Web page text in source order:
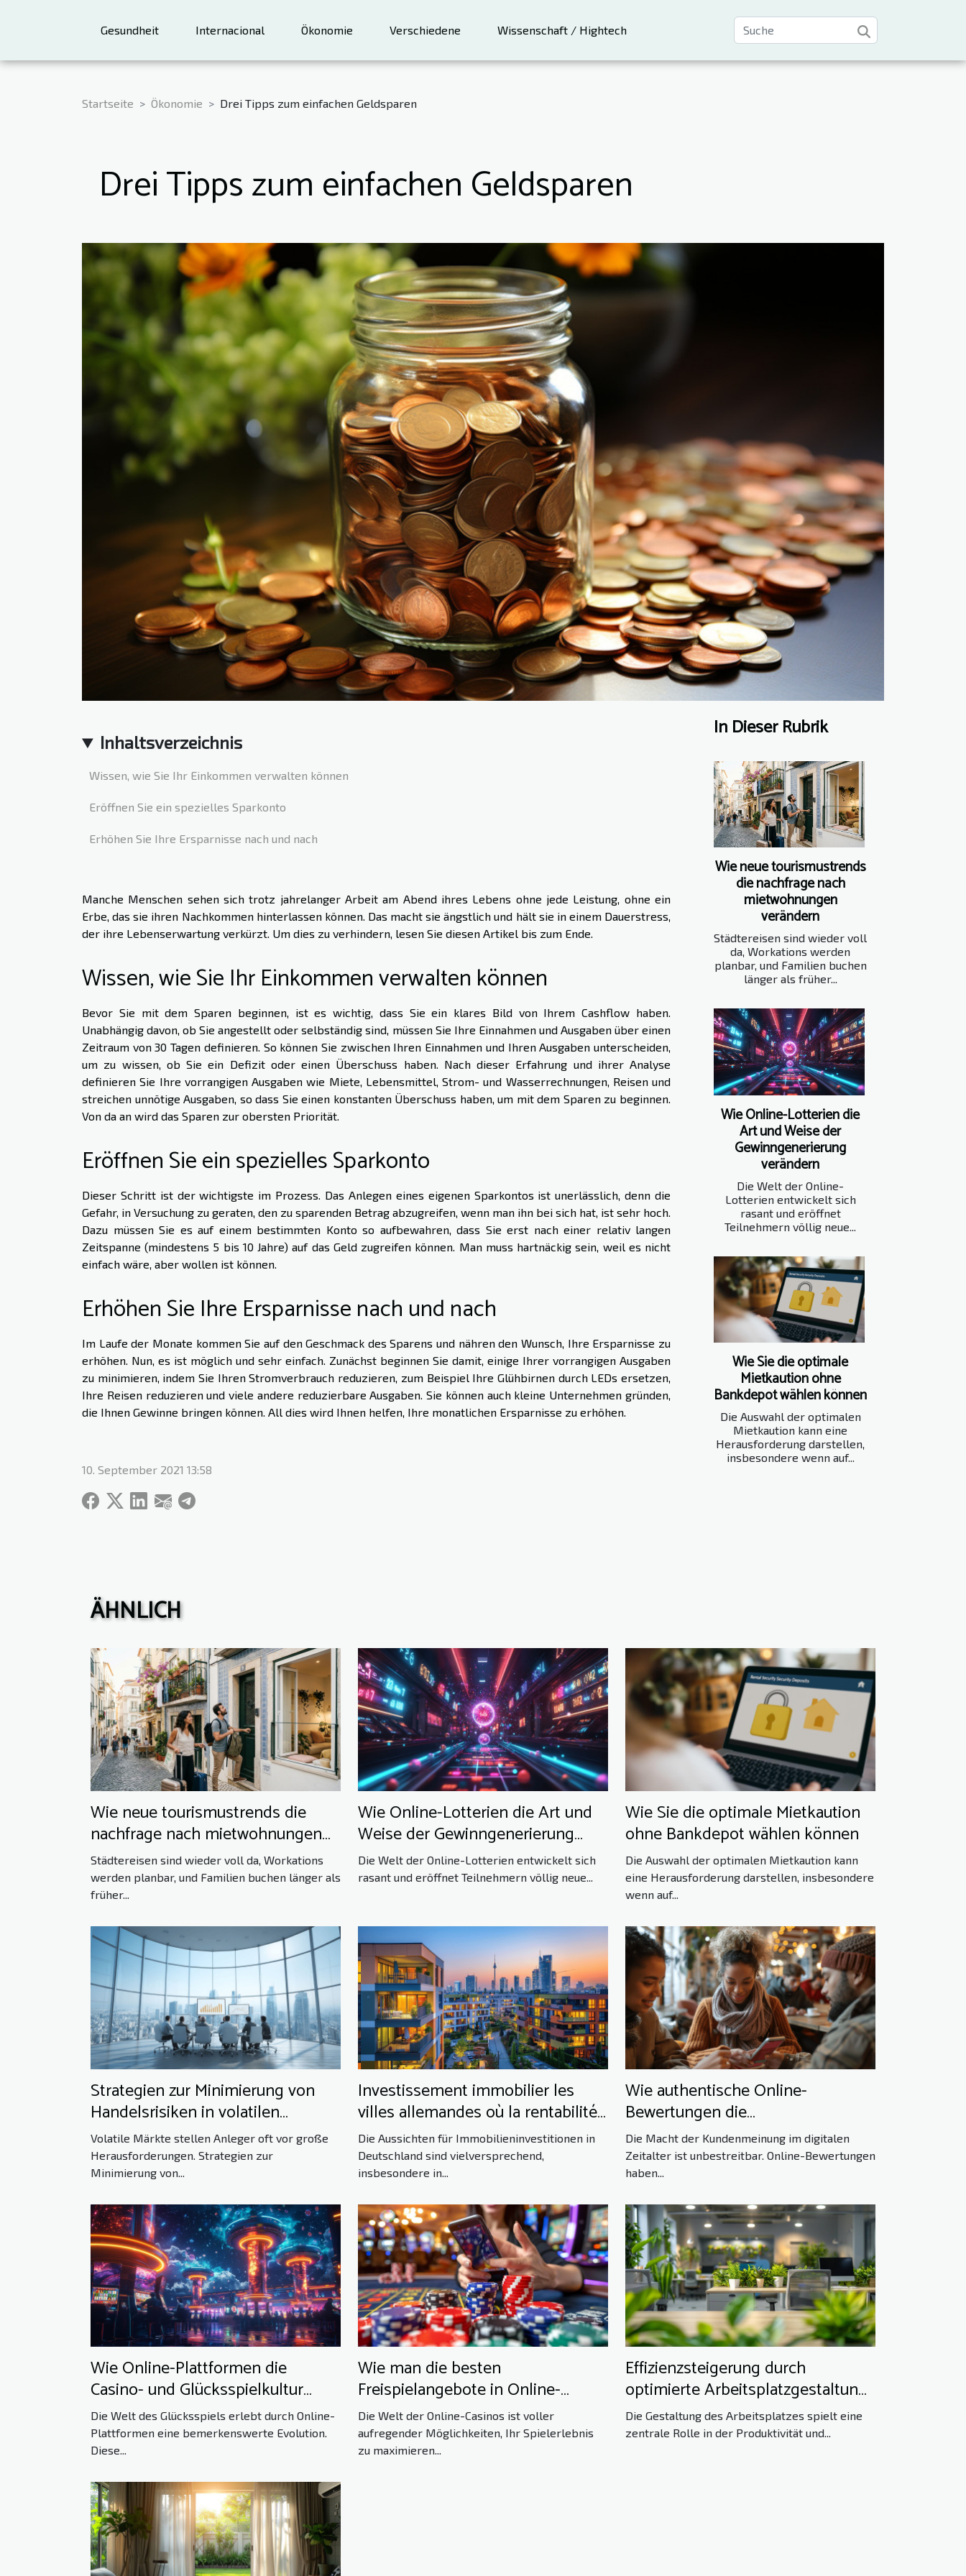
Gesundheit Internacional Ökonomie Verschiedene Wissenschaft / Hightech
Startseite Ökonomie Drei Tipps zum einfachen Geldsparen
Drei Tipps zum einfachen Geldsparen
Inhaltsverzeichnis
Wissen, wie Sie Ihr Einkommen verwalten können
Eröffnen Sie ein spezielles Sparkonto
Erhöhen Sie Ihre Ersparnisse nach und nach
Manche Menschen sehen sich trotz jahrelanger Arbeit am Abend ihres Lebens ohne jede Leistung, ohne ein
Erbe, das sie ihren Nachkommen hinterlassen können. Das macht sie ängstlich und hält sie in einem Dauerstress,
der ihre Lebenserwartung verkürzt. Um dies zu verhindern, lesen Sie diesen Artikel bis zum Ende.
Wissen, wie Sie Ihr Einkommen verwalten können
Bevor Sie mit dem Sparen beginnen, ist es wichtig, dass Sie ein klares Bild von Ihrem Cashflow haben.
Unabhängig davon, ob Sie angestellt oder selbständig sind, müssen Sie Ihre Einnahmen und Ausgaben über einen
Zeitraum von 30 Tagen definieren. So können Sie zwischen Ihren Einnahmen und Ihren Ausgaben unterscheiden,
um zu wissen, ob Sie ein Defizit oder einen Überschuss haben. Nach dieser Erfahrung und ihrer Analyse
definieren Sie Ihre vorrangigen Ausgaben wie Miete, Lebensmittel, Strom- und Wasserrechnungen, Reisen und
streichen unnötige Ausgaben, so dass Sie einen konstanten Überschuss haben, um mit dem Sparen zu beginnen.
Von da an wird das Sparen zur obersten Priorität.
Eröffnen Sie ein spezielles Sparkonto
Dieser Schritt ist der wichtigste im Prozess. Das Anlegen eines eigenen Sparkontos ist unerlässlich, denn die
Gefahr, in Versuchung zu geraten, den zu sparenden Betrag abzugreifen, wenn man ihn bei sich hat, ist sehr hoch.
Dazu müssen Sie es auf einem bestimmten Konto so aufbewahren, dass Sie erst nach einer relativ langen
Zeitspanne (mindestens 5 bis 10 Jahre) auf das Geld zugreifen können. Man muss hartnäckig sein, weil es nicht
einfach wäre, aber wollen ist können.
Erhöhen Sie Ihre Ersparnisse nach und nach
Im Laufe der Monate kommen Sie auf den Geschmack des Sparens und nähren den Wunsch, Ihre Ersparnisse zu
erhöhen. Nun, es ist möglich und sehr einfach. Zunächst beginnen Sie damit, einige Ihrer vorrangigen Ausgaben
zu minimieren, indem Sie Ihren Stromverbrauch reduzieren, zum Beispiel Ihre Glühbirnen durch LEDs ersetzen,
Ihre Reisen reduzieren und viele andere reduzierbare Ausgaben. Sie können auch kleine Unternehmen gründen,
die Ihnen Gewinne bringen können. All dies wird Ihnen helfen, Ihre monatlichen Ersparnisse zu erhöhen.
10. September 2021 13:58
In Dieser Rubrik
Wie neue tourismustrends
die nachfrage nach
mietwohnungen
verändern
Städtereisen sind wieder voll
da, Workations werden
planbar, und Familien buchen
länger als früher...
Wie Online-Lotterien die
Art und Weise der
Gewinngenerierung
verändern
Die Welt der Online-
Lotterien entwickelt sich
rasant und eröffnet
Teilnehmern völlig neue...
Wie Sie die optimale
Mietkaution ohne
Bankdepot wählen können
Die Auswahl der optimalen
Mietkaution kann eine
Herausforderung darstellen,
insbesondere wenn auf...
ÄHNLICH
Wie neue tourismustrends die
nachfrage nach mietwohnungen
verändern
Städtereisen sind wieder voll da, Workations
werden planbar, und Familien buchen länger als
früher...
Wie Online-Lotterien die Art und
Weise der Gewinngenerierung
verändern
Die Welt der Online-Lotterien entwickelt sich
rasant und eröffnet Teilnehmern völlig neue...
Wie Sie die optimale Mietkaution
ohne Bankdepot wählen können
Die Auswahl der optimalen Mietkaution kann
eine Herausforderung darstellen, insbesondere
wenn auf...
Strategien zur Minimierung von
Handelsrisiken in volatilen
Märkten
Volatile Märkte stellen Anleger oft vor große
Herausforderungen. Strategien zur
Minimierung von...
Investissement immobilier les
villes allemandes où la rentabilité
est en hausse
Die Aussichten für Immobilieninvestitionen in
Deutschland sind vielversprechend,
insbesondere in...
Wie authentische Online-
Bewertungen die
Kundenentscheidungen
beeinflussen
Die Macht der Kundenmeinung im digitalen
Zeitalter ist unbestreitbar. Online-Bewertungen
haben...
Wie Online-Plattformen die
Casino- und Glücksspielkultur
beeinflussen
Die Welt des Glücksspiels erlebt durch Online-
Plattformen eine bemerkenswerte Evolution.
Diese...
Wie man die besten
Freispielangebote in Online-
Casinos findet
Die Welt der Online-Casinos ist voller
aufregender Möglichkeiten, Ihr Spielerlebnis
zu maximieren...
Effizienzsteigerung durch
optimierte Arbeitsplatzgestaltung
in Unternehmen
Die Gestaltung des Arbeitsplatzes spielt eine
zentrale Rolle in der Produktivität und...